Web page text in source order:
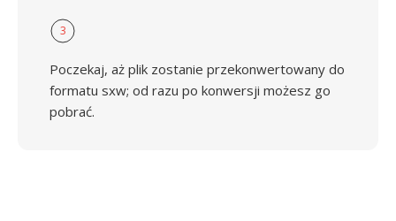
3
Poczekaj, aż plik zostanie przekonwertowany do
formatu sxw; od razu po konwersji możesz go
pobrać.